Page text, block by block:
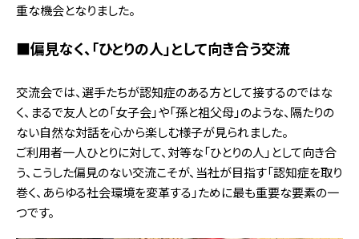
重な機会となりました。
■偏見なく、「ひとりの人」として向き合う交流
交流会では、選手たちが認知症のある方として接するのではな
く、まるで友人との「女子会」や「孫と祖父母」のような、隔たりの
ない自然な対話を心から楽しむ様子が見られました。
ご利用者一人ひとりに対して、対等な「ひとりの人」として向き合
う、こうした偏見のない交流こそが、当社が目指す「認知症を取り
巻く、あらゆる社会環境を変革する」ために最も重要な要素の一
つです。